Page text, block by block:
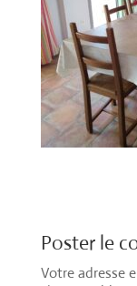
Poster le
Votre adresse